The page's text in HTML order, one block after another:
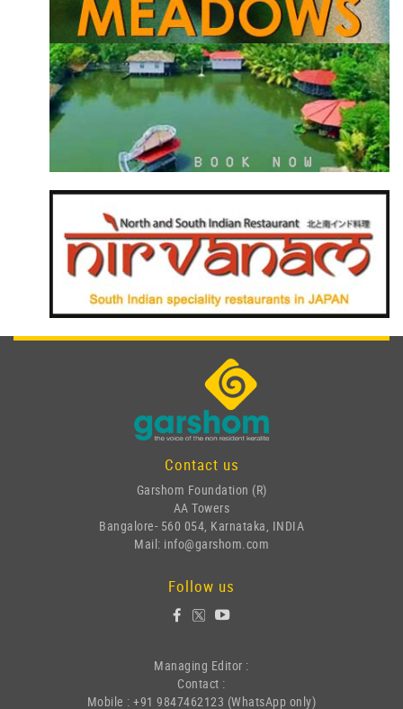
Contact us
Garshom Foundation (R)
AA Towers
Bangalore- 560 054, Karnataka, INDIA
Mail: info@garshom.com
Follow us
Managing Editor :
Contact :
Mobile : +91 9847462123 (WhatsApp only)